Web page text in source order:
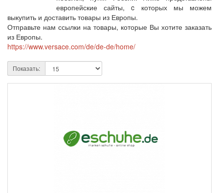
европейские сайты, c которых мы можем
выкупить и доставить товары из Европы.
Отправьте нам ссылки на товары, которые Вы хотите заказать
из Европы.
https://www.versace.com/de/de-de/home/
Показать: